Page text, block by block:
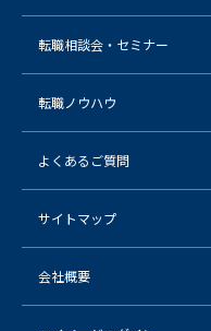
転職相談会・セミナー
転職ノウハウ
よくあるご質問
サイトマップ
会社概要